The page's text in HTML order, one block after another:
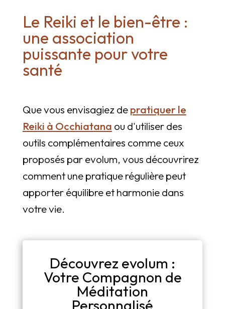
Le Reiki et le bien-être :
une association
puissante pour votre
santé
Que vous envisagiez depratiquer le
Reiki à Occhiatana ou d'utiliser des
outils complémentaires comme ceux
proposés par evolum, vous découvrirez
comment une pratique régulière peut
apporter équilibre et harmonie dans
votre vie.
Découvrez evolum :
Votre Compagnon de
Méditation
Personnalisé